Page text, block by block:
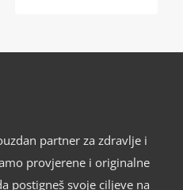
partner za zdravlje i
provjerene i originalne
postigneš svoje ciljeve na